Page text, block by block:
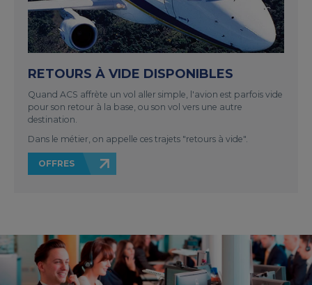
RETOURS À VIDE DISPONIBLES
Quand ACS affrète un vol aller simple, l'avion est parfois vide
pour son retour à la base, ou son vol vers une autre
destination.
Dans le métier, on appelle ces trajets "retours à vide".
OFFRES